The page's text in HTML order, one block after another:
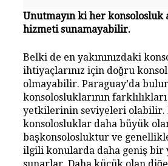
Unutmayın ki her konsolosluk
hizmeti sunamayabilir.
Belki de en yakınınızdaki
ihtiyaçlarınız için doğru
olmayabilir. Paraguay’da
konsolosluklarının
yetkilerinin seviyeleri olabilir.
konsolosluklar daha büyük
başkonsolosluktur ve
ilgili konularda daha geniş bir
sunarlar. Daha küçük olan